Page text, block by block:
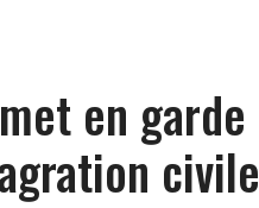
en